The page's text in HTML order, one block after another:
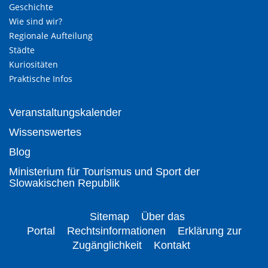
Geschichte
Wie sind wir?
Regionale Aufteilung
Städte
Kuriositäten
Praktische Infos
Veranstaltungskalender
Wissenswertes
Blog
Ministerium für Tourismus und Sport der
Slowakischen Republik
Sitemap
Über das
Portal
Rechtsinformationen
Erklärung zur
Zugänglichkeit
Kontakt